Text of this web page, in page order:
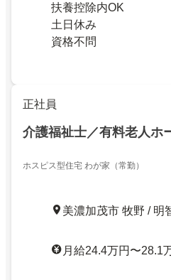
扶養控除内OK
土日休み
資格不問
正社員
介護福祉士／有料老人ホ
ホスピス型住宅 わが家（常勤）
美濃加茂市 牧野 / 明
月給24.4万円〜28.1